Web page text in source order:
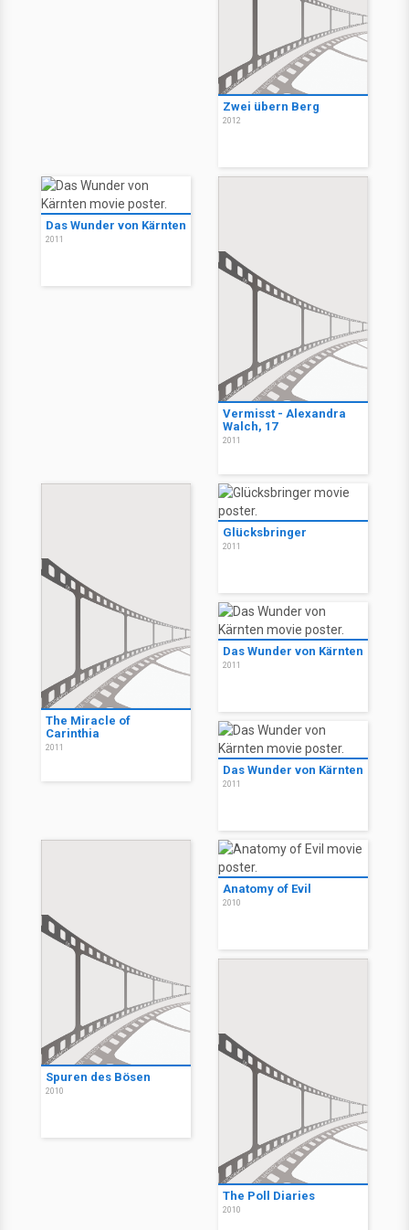
Zwei übern Berg
2012
Das Wunder von Kärnten
2011
Vermisst - Alexandra
Walch, 17
2011
The Miracle of
Carinthia
2011
Glücksbringer
2011
Das Wunder von Kärnten
2011
Das Wunder von Kärnten
2011
Spuren des Bösen
2010
Anatomy of Evil
2010
The Poll Diaries
2010